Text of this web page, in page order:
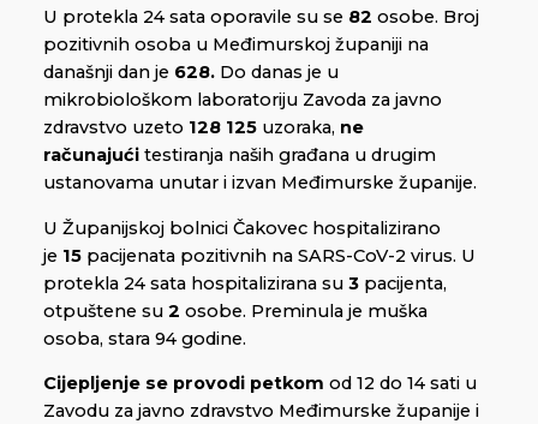
U protekla 24 sata oporavile su se 82 osobe. Broj
pozitivnih osoba u Međimurskoj županiji na
današnji dan je 628. Do danas je u
mikrobiološkom laboratoriju Zavoda za javno
zdravstvo uzeto 128 125 uzoraka, ne
računajući testiranja naših građana u drugim
ustanovama unutar i izvan Međimurske županije.
U Županijskoj bolnici Čakovec hospitalizirano
je 15 pacijenata pozitivnih na SARS-CoV-2 virus. U
protekla 24 sata hospitalizirana su 3 pacijenta,
otpuštene su 2 osobe. Preminula je muška
osoba, stara 94 godine.
Cijepljenje se provodi petkom od 12 do 14 sati u
Zavodu za javno zdravstvo Međimurske županije i